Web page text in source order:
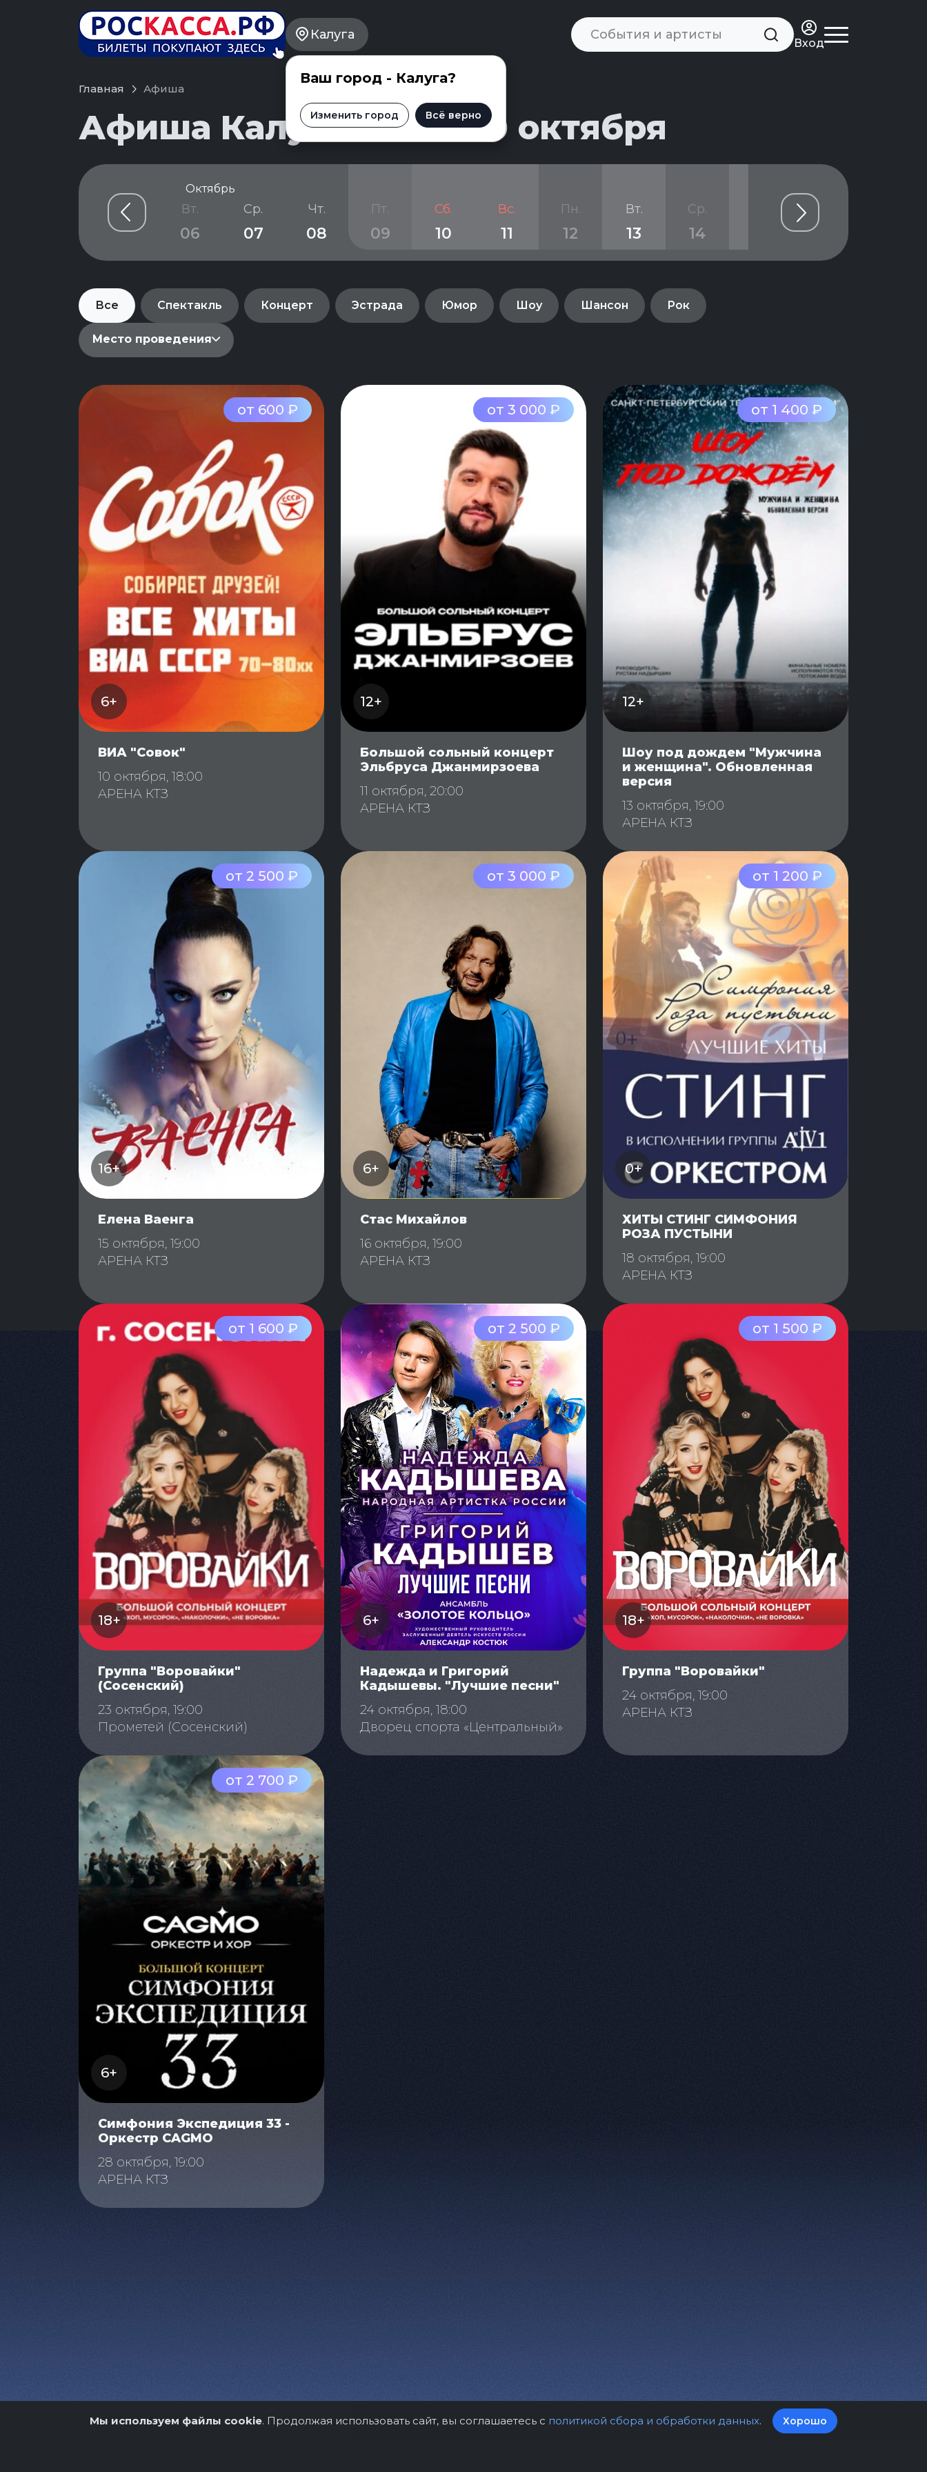
Калуга
Ваш город - Калуга?
Изменить город Всё верно
Вход
Главная Афиша
Афиша Калуги на 9 - 30 октября
Октябрь
Пн.
05
Вт.
06
Ср.
07
Чт.
08
Пт.
09
Сб.
10
Вс.
11
Пн.
12
Вт.
13
Ср.
14
Пт.
Все Спектакль Концерт Эстрада Юмор Шоу Шансон Рок
Место проведения
от 600 ₽
6+
ВИА "Совок"
10 октября, 18:00
АРЕНА КТЗ
от 3 000 ₽
12+
Большой сольный концерт
Эльбруса Джанмирзоева
11 октября, 20:00
АРЕНА КТЗ
от 1 400 ₽
12+
Шоу под дождем "Мужчина
и женщина". Обновленная
версия
13 октября, 19:00
АРЕНА КТЗ
от 2 500 ₽
16+
Елена Ваенга
15 октября, 19:00
АРЕНА КТЗ
от 3 000 ₽
6+
Стас Михайлов
16 октября, 19:00
АРЕНА КТЗ
от 1 200 ₽
0+
ХИТЫ СТИНГ СИМФОНИЯ
РОЗА ПУСТЫНИ
18 октября, 19:00
АРЕНА КТЗ
от 1 600 ₽
18+
Группа "Воровайки"
(Сосенский)
23 октября, 19:00
Прометей (Сосенский)
от 2 500 ₽
6+
Надежда и Григорий
Кадышевы. "Лучшие песни"
24 октября, 18:00
Дворец спорта «Центральный»
от 1 500 ₽
18+
Группа "Воровайки"
24 октября, 19:00
АРЕНА КТЗ
от 2 700 ₽
6+
Симфония Экспедиция 33 -
Оркестр CAGMO
28 октября, 19:00
АРЕНА КТЗ
Мы используем файлы cookie. Продолжая использовать сайт, вы соглашаетесь с политикой сбора и обработки данных. Хорошо